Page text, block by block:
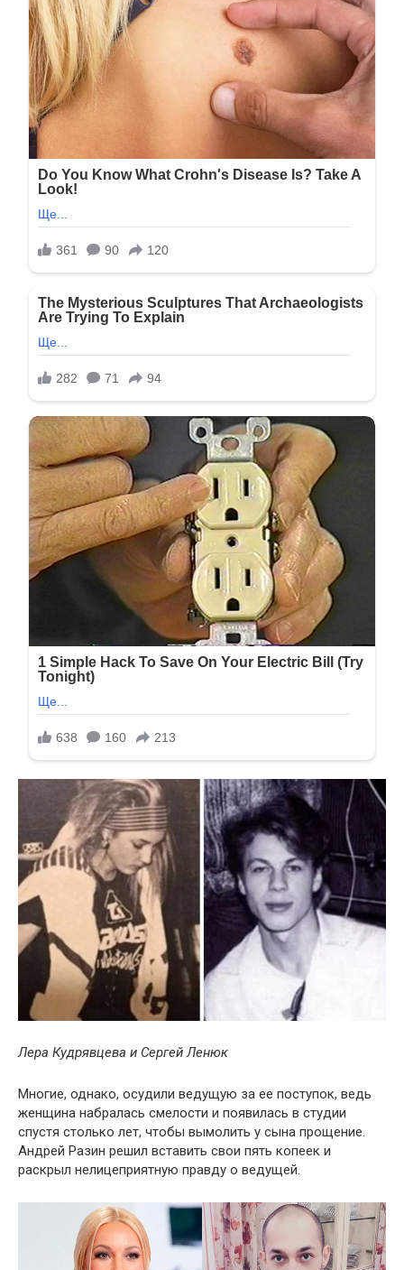
Лера Кудрявцева и Сергей Ленюк
Многие, однако, осудили ведущую за ее поступок, ведь
женщина набралась смелости и появилась в студии
спустя столько лет, чтобы вымолить у сына прощение.
Андрей Разин решил вставить свои пять копеек и
раскрыл нелицеприятную правду о ведущей.